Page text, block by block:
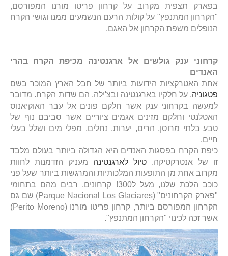
בפארק תצפית מקרוב על קרחון פריטו מורנו המפורסם,
"הקרחון המתנפץ" על קולות הרעם הנשמעים ממנו וגושי הקרח
הנופלים משפת הקרחון אל האגם.
קרחוני ענק גולשים אל ארגנטינה מכיפת הקרח בהרי
האנדים
אחת האטרקציות הידועות ביותר של חבל הארץ המוכר בשם
פטגוניה, על חלקיו בארגנטינה ובצ'ילה, הם שדות הקרח. מדובר
למעשה בקרחוני ענק אשר חלקם פונים אל עבר האוקיאנוס
האטלנטי וחלקם מזינים אגמים ציוריים אשר סביבם נוף של
טבע בלתי מרוסן, הרים, יערות, נחלים, מפלי מים ושלל בעלי
חיים.
כיפת הקרח בפסגות האנדים היא הגדולה ביותר בעולם מלבד
זו של אנטרקטיקה. טיול לארגנטינה מעניק הזדמנות לחוות
מקרוב אחת מן התופעות המלכותיות והמרגשות ביותר שעל פני
כוכב הלכת שלנו, מעל ל300! קרחונים, רבים מהם בתחומי
"פארק הקרחונים" (Parque Nacional Los Glaciares) שם גם
הקרחון המפורסם ביותר, קרחון פריטו מורנו (Perito Moreno)
אשר זכה לכינוי "הקרחון המתנפץ".